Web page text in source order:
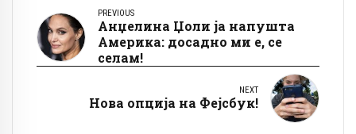
PREVIOUS
Анџелина Џоли ја напушта
Америка: досадно ми е, се
селам!
NEXT
Нова опција на Фејсбук!